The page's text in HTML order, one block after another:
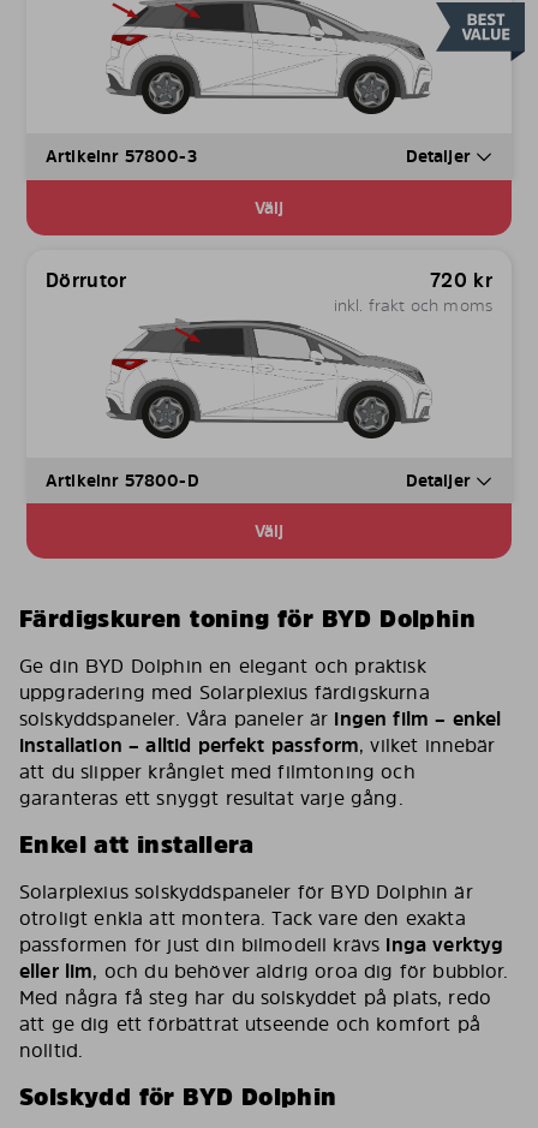
Artikelnr 57800-3 Detaljer
Välj
Dörrutor 720 kr
inkl. frakt och moms
Artikelnr 57800-D Detaljer
Välj
Färdigskuren toning för BYD Dolphin
Ge din BYD Dolphin en elegant och praktisk
uppgradering med Solarplexius färdigskurna
solskyddspaneler. Våra paneler är ingen film – enkel
installation – alltid perfekt passform, vilket innebär
att du slipper krånglet med filmtoning och
garanteras ett snyggt resultat varje gång.
Enkel att installera
Solarplexius solskyddspaneler för BYD Dolphin är
otroligt enkla att montera. Tack vare den exakta
passformen för just din bilmodell krävs inga verktyg
eller lim, och du behöver aldrig oroa dig för bubblor.
Med några få steg har du solskyddet på plats, redo
att ge dig ett förbättrat utseende och komfort på
nolltid.
Solskydd för BYD Dolphin